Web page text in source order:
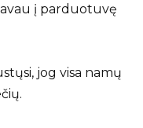
į parduotuvę
jog visa namų